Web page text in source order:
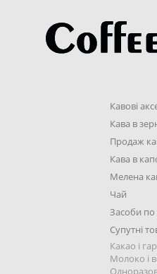
Кавові
Кава в
Продаж
Кава в
Мелена
Чай
Засоби по
Супутні
Какао і
Молоко і